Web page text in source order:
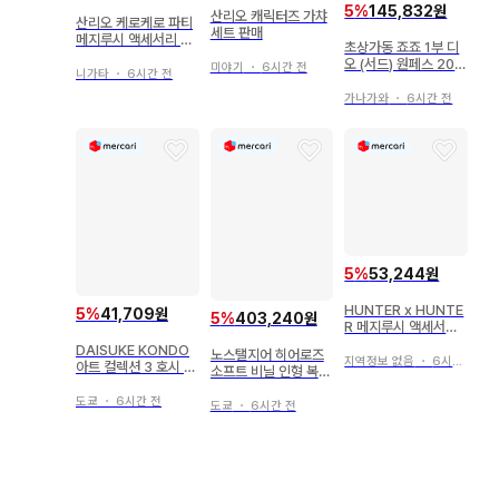
산리오 케로케로 파티
메지루시 액세서리 4
니가타 ・ 6시간 전
산리오 캐릭터즈 가챠
세트 판매
미야기 ・ 6시간 전
5%145,832원
초상가동 죠죠 1부 디
오 (서드) 원페스 202
함
가나가와 ・ 6시간 전
5%41,709원
DAISUKE KONDO
아트 컬렉션 3 호시 니
도쿄 ・ 6시간 전
5%403,240원
노스탤지어 히어로즈
소프트 비닐 인형 복각
호 본체 180mm
도쿄 ・ 6시간 전
5%53,244원
HUNTER x HUNTE
R 메지루시 액세서리
지역정보 없음 ・ 6시간 전